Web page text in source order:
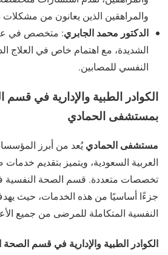
والمراهقين الذين يعانون من مشكلات
الدكتور محمد الجابري: متخصص في
الشديدة، مع اهتمام خاص في العلاج
النفسي للمصابين.
الكوادر الطبية والإدارية في قسم
بمستشفى الحمادي
مستشفى الحمادييُعد من أبرز
العربية السعودية، ويتميز بتقديم
تخصصات متعددة. قسم الصحة النفسية
جزءًا أساسيًا من هذه الخدمات، حيث
النفسية المتكاملة للمرضى من جميع
الكوادر الطبية والإدارية في قسم الصحة